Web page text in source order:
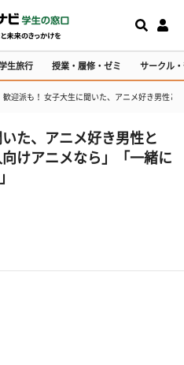
生旅行 授業・履修・ゼミ サークル
歓迎派も！ 女子大生に聞いた、アニメ好き男性と
た、アニメ好き男性と
向けアニメなら」「一緒に